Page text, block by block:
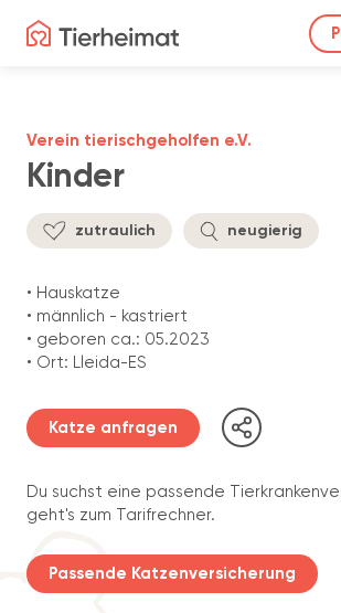
Kinder
Verein tierischgeholfen e.V.
zutraulich neugierig
• Hauskatze
• männlich - kastriert
• geboren ca.: 05.2023
• Ort: Lleida-ES
Katze anfragen
Du suchst eine passende
geht's zum Tarifrechner.
Passende Katzenversicherung